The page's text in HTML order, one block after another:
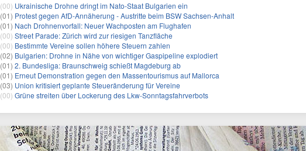
(00) Ukrainische Drohne dringt im Nato-Staat Bulgarien ein
(01) Protest gegen AfD-Annäherung - Austritte beim BSW Sachsen-Anhalt
(01) Nach Drohnenvorfall: Neuer Wachposten am Flughafen
(00) Street Parade: Zürich wird zur riesigen Tanzfläche
(00) Bestimmte Vereine sollen höhere Steuern zahlen
(02) Bulgarien: Drohne in Nähe von wichtiger Gaspipeline explodiert
(01) 2. Bundesliga: Braunschweig schießt Magdeburg ab
(01) Erneut Demonstration gegen den Massentourismus auf Mallorca
(03) Union kritisiert geplante Steueränderung für Vereine
(00) Grüne streiten über Lockerung des Lkw-Sonntagsfahrverbots